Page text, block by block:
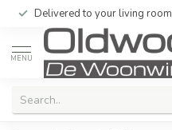
Delivered to your living room
MENU